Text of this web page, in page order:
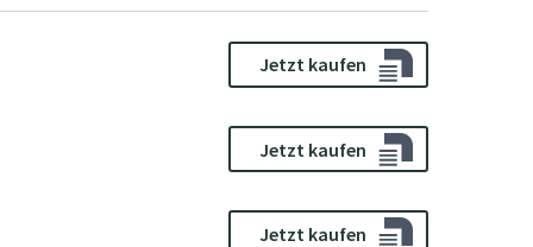
Jetzt kaufen
Jetzt kaufen
Jetzt kaufen